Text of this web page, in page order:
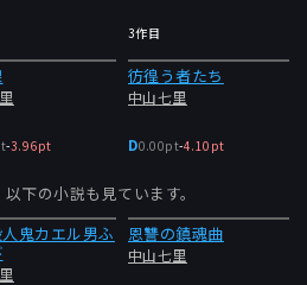
-3.96pt
3作目
彷徨う者たち
中山七里
D0.00pt-4.10pt
下の小説も見ています。
鬼カエル男ふ
恩讐の鎮魂曲
中山七里